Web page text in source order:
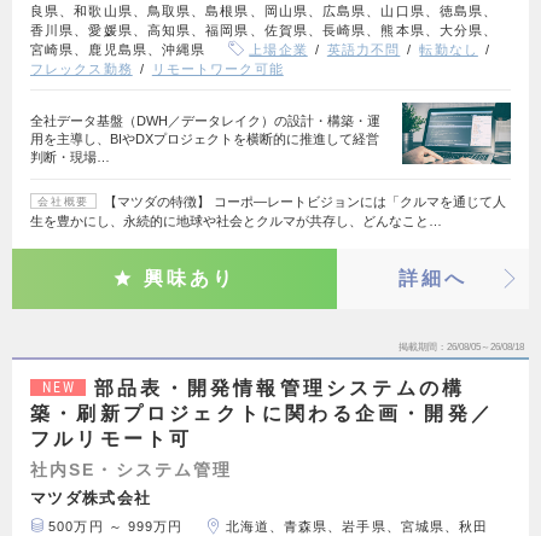
良県、和歌山県、鳥取県、島根県、岡山県、広島県、山口県、徳島県、
香川県、愛媛県、高知県、福岡県、佐賀県、長崎県、熊本県、大分県、
宮崎県、鹿児島県、沖縄県
上場企業 英語力不問
転勤なし
フレックス勤務
リモートワーク可能
全社データ基盤（DWH／データレイク）の設計・構築・運
用を主導し、BIやDXプロジェクトを横断的に推進して経営
判断・現場…
会社概要
【マツダの特徴】 コーポ―レートビジョンには「クルマを通じて人
生を豊かにし、永続的に地球や社会とクルマが共存し、どんなこと…
興味あり 詳細へ
掲載期間 26/08/05～26/08/18
NEW
部品表・開発情報管理システムの構
築・刷新プロジェクトに関わる企画・開発／
フルリモート可
社内SE・システム管理
マツダ株式会社
500万円 ～ 999万円
北海道、青森県、岩手県、宮城県、秋田